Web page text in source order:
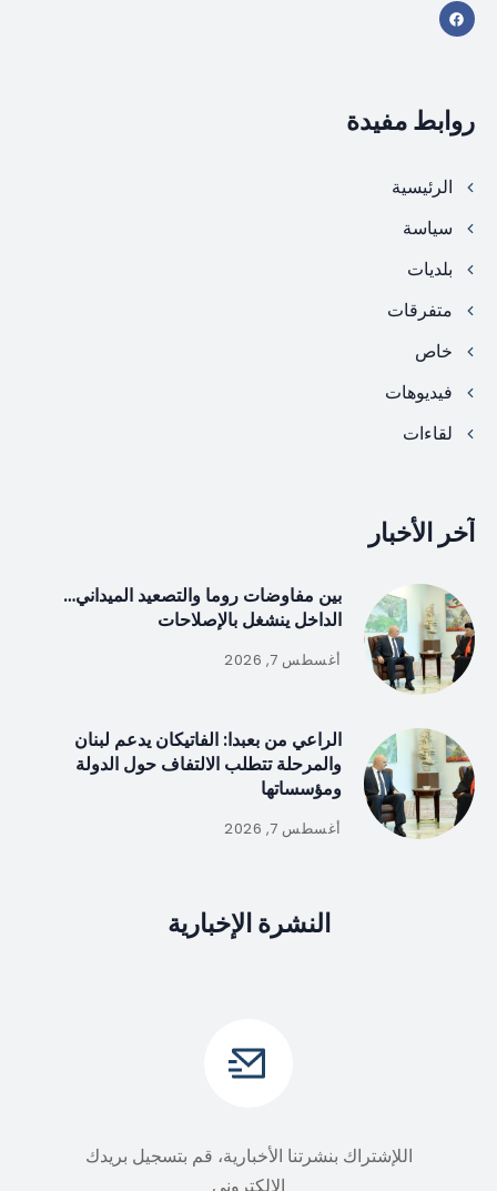
روابط مفيدة
الرئيسية
سياسة
بلديات
متفرقات
خاص
فيديوهات
لقاءات
آخر الأخبار
بين مفاوضات روما والتصعيد الميداني…
الداخل ينشغل بالإصلاحات
أغسطس 7, 2026
الراعي من بعبدا: الفاتيكان يدعم لبنان
والمرحلة تتطلب الالتفاف حول الدولة
ومؤسساتها
أغسطس 7, 2026
النشرة الإخبارية
اللإشتراك بنشرتنا الأخبارية، قم بتسجيل بريدك